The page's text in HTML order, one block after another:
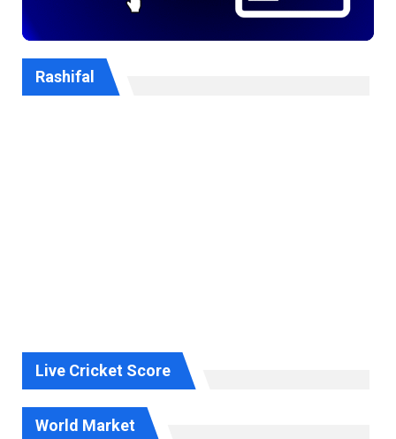
Rashifal
Live Cricket Score
World Market